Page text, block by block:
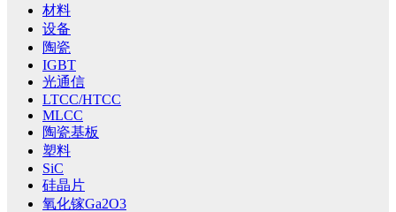
材料
设备
陶瓷
IGBT
光通信
LTCC/HTCC
MLCC
陶瓷基板
塑料
SiC
硅晶片
氧化镓Ga2O3